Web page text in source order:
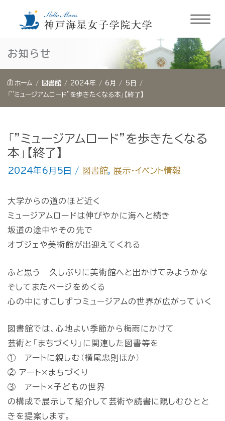
キ
お知らせ
ホーム 図書館 2024年 6月
5日
「”ミュージアムロード”を歩きたくなる本」【終了】
「”ミュージアムロード”を歩きたくなる
本」【終了】
2024年6月5日 / 図書館, 展示・イベント情報
大学からの道のほど近く
ミュージアムロードは伸びやかに海へと続き
坂道の途中やその先で
オブジェや美術館が出迎えてくれる
ふと思う 久しぶりに美術館へと出かけてみようかな
そしてまたページをめくる
心の中にすこしずつミュージアムの世界が広がっていく
図書館では、心地よい季節から梅雨にかけて
芸術と「まちづくり」に関連した図書等を
① アートに親しむ（横尾忠則ほか）
② アート×まちづくり
③ アート×子どもの世界
の構成で展示して紹介して芸術や読書に親しむひとと
きを提案します。